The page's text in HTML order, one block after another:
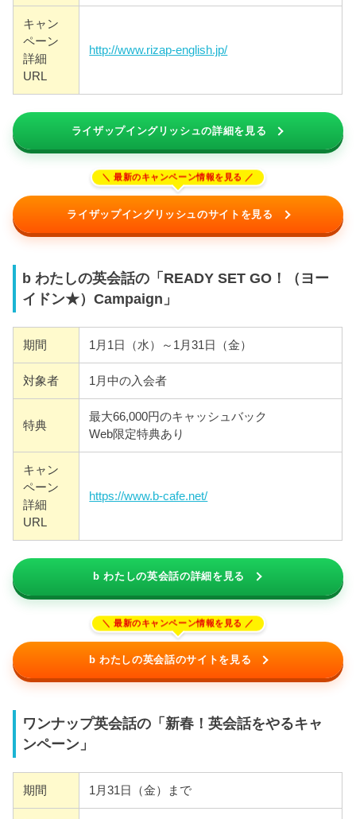
キャン
ペーン
詳細
URL
http://www.rizap-english.jp/
ライザップイングリッシュの詳細を見る
ライザップイングリッシュのサイトを見る
b わたしの英会話の「READY SET GO！（ヨー
イドン★）Campaign」
期間 1月1日（水）～1月31日（金）
対象者 1月中の入会者
特典
最大66,000円のキャッシュバック
Web限定特典あり
キャン
ペーン
詳細
URL
https://www.b-cafe.net/
b わたしの英会話の詳細を見る
b わたしの英会話のサイトを見る
ワンナップ英会話の「新春！英会話をやるキャ
ンペーン」
期間 1月31日（金）まで